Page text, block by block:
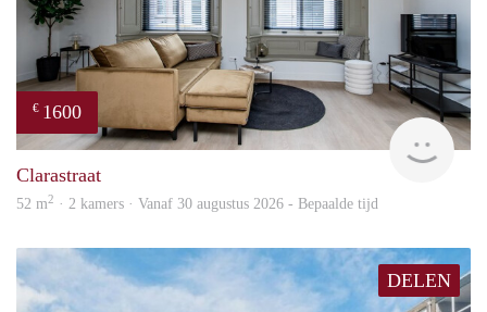
€ 1600
Next
Clarastraat
52 m2 · 2 kamers · Vanaf 30 augustus 2026 - Bepaalde tijd
DELEN